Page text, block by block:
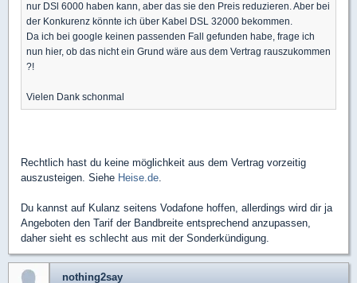
nur DSl 6000 haben kann, aber das sie den Preis reduzieren. Aber bei
der Konkurenz könnte ich über Kabel DSL 32000 bekommen.
Da ich bei google keinen passenden Fall gefunden habe, frage ich
nun hier, ob das nicht ein Grund wäre aus dem Vertrag rauszukommen
?!
Vielen Dank schonmal
Rechtlich hast du keine möglichkeit aus dem Vertrag vorzeitig
auszusteigen. Siehe Heise.de.
Du kannst auf Kulanz seitens Vodafone hoffen, allerdings wird dir ja
Angeboten den Tarif der Bandbreite entsprechend anzupassen,
daher sieht es schlecht aus mit der Sonderkündigung.
nothing2say